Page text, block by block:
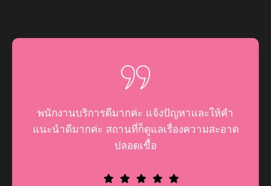
พนักงานบริการดีมากค่ะ​ แจ้งปัญหาและให้คำ
แนะนำดีมากค่ะ​ สถานที่ก็ดูแลเรื่องความสะอาด
ปลอดเขื้อ